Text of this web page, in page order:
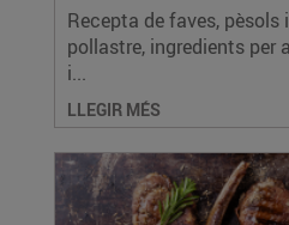
Recepta de faves,
pollastre, ingredients per
i...
LLEGIR MÉS